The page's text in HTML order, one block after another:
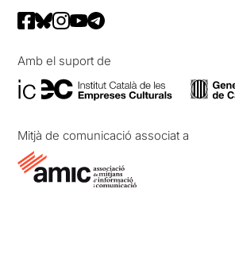
Amb el suport de
Mitjà de comunicació associat a